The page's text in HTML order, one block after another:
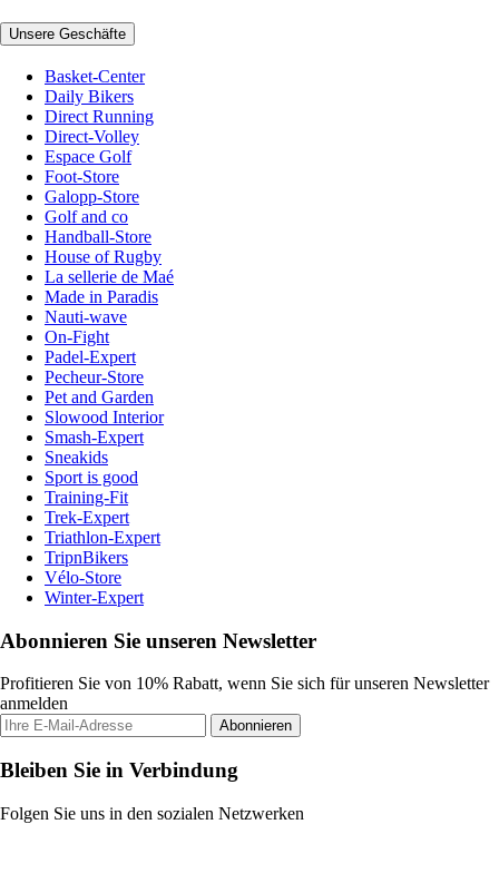
Unsere Geschäfte
Basket-Center
Daily Bikers
Direct Running
Direct-Volley
Espace Golf
Foot-Store
Galopp-Store
Golf and co
Handball-Store
House of Rugby
La sellerie de Maé
Made in Paradis
Nauti-wave
On-Fight
Padel-Expert
Pecheur-Store
Pet and Garden
Slowood Interior
Smash-Expert
Sneakids
Sport is good
Training-Fit
Trek-Expert
Triathlon-Expert
TripnBikers
Vélo-Store
Winter-Expert
Abonnieren Sie unseren Newsletter
Profitieren Sie von 10% Rabatt, wenn Sie sich für unseren Newsletter
anmelden
Abonnieren
Bleiben Sie in Verbindung
Folgen Sie uns in den sozialen Netzwerken